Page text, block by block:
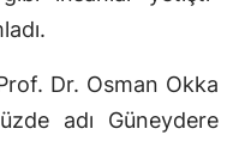
Şanlıurfa
Dr. Osman Okka
adı Güneydere